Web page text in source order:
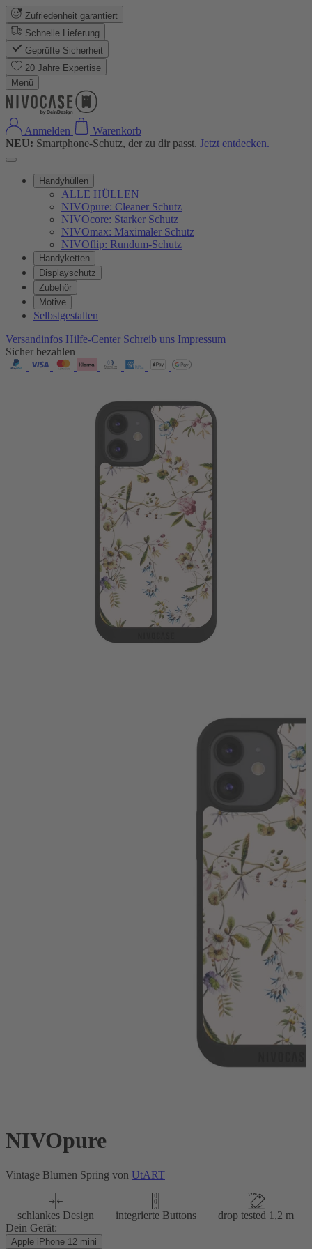
Zufriedenheit garantiert
Schnelle Lieferung
Geprüfte Sicherheit
20 Jahre Expertise
Menü
Anmelden
Warenkorb
NEU: Smartphone-Schutz, der zu dir passt. Jetzt entdecken.
Handyhüllen
ALLE HÜLLEN
NIVOpure: Cleaner Schutz
NIVOcore: Starker Schutz
NIVOmax: Maximaler Schutz
NIVOflip: Rundum-Schutz
Handyketten
Displayschutz
Zubehör
Motive
Selbstgestalten
Versandinfos Hilfe-Center Schreib uns Impressum
Sicher bezahlen
NIVOpure
Vintage Blumen Spring von UtART
schlankes Design integrierte Buttons
drop tested 1,2 m
Dein Gerät:
Apple iPhone 12 mini